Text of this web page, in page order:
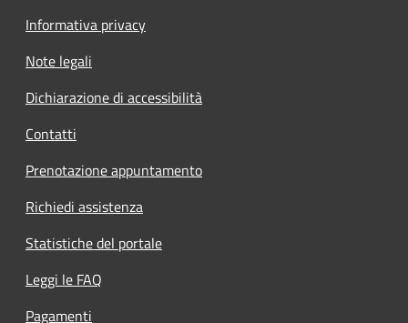
Informativa privacy
Note legali
Dichiarazione di accessibilità
Contatti
Prenotazione appuntamento
Richiedi assistenza
Statistiche del portale
Leggi le FAQ
Pagamenti